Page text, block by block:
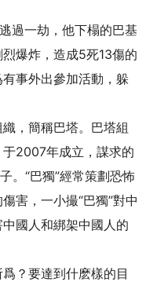
過一劫，他下榻的巴基
爆炸，造成5死13傷的
事外出參加活動，躲
，簡稱巴塔。巴塔組
2007年成立，謀求的
。“巴獨”經常策劃恐怖
害，一小撮“巴獨”對中
國人和綁架中國人的
？要達到什麽樣的目